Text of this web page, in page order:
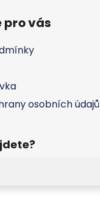
pro vás
osobních údajů